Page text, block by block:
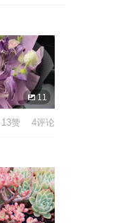
11
13赞 4评论